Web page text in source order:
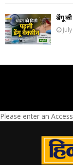
डेंगू की
Please enter an